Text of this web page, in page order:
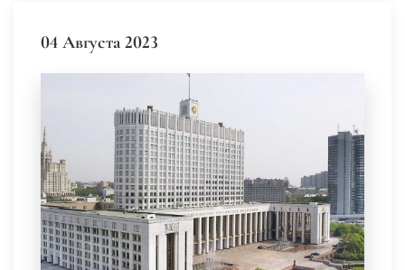
04 Августа 2023